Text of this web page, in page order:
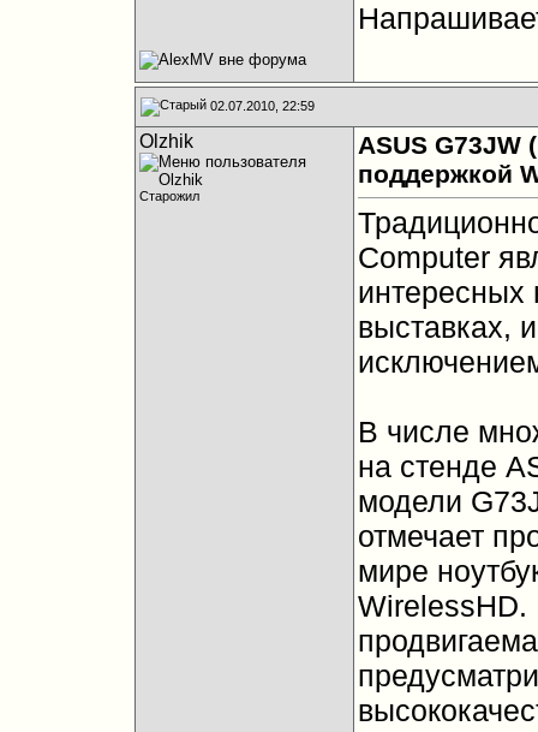
02.07.2010, 22:59
Olzhik
Старожил
ASUS G73JW
поддержкой
Computer
интересных
выставках,
В числе
на стенде
модели
отмечает
мире
WirelessHD.